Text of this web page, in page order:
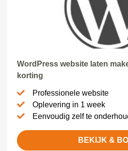
WordPress website laten
korting
Professionele website
Oplevering in 1 week
Eenvoudig zelf te
BEKIJK &